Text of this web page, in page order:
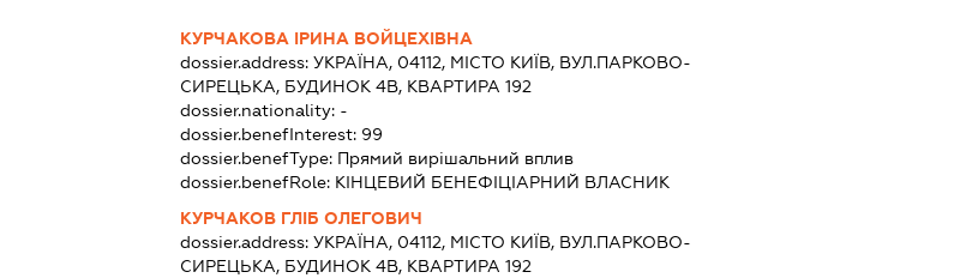
КУРЧАКОВА ІРИНА ВОЙЦЕХІВНА
dossier.address: УКРАЇНА, 04112, МІСТО КИЇВ, ВУЛ.ПАРКОВО-
СИРЕЦЬКА, БУДИНОК 4В, КВАРТИРА 192
dossier.nationality: -
dossier.benefInterest: 99
dossier.benefType: Прямий вирішальний вплив
dossier.benefRole: КІНЦЕВИЙ БЕНЕФІЦІАРНИЙ ВЛАСНИК
КУРЧАКОВ ГЛІБ ОЛЕГОВИЧ
dossier.address: УКРАЇНА, 04112, МІСТО КИЇВ, ВУЛ.ПАРКОВО-
СИРЕЦЬКА, БУДИНОК 4В, КВАРТИРА 192